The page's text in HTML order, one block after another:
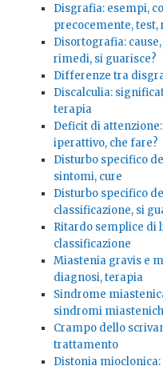
Disgrafia: esempi,
precocemente, test,
Disortografia:
rimedi, si guarisce?
Differenze tra
Discalculia:
terapia
Deficit di
iperattivo, che fare?
Disturbo specifico
sintomi, cure
Disturbo specifico
classificazione, si
Ritardo semplice di
classificazione
Miastenia gravis e
diagnosi, terapia
Sindrome
sindromi
Crampo dello
trattamento
Distonia